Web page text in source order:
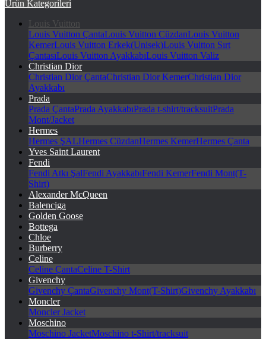
herstorywear.com Replika Çanta, Taklit Çanta, Birebir Çanta,
Ürün Kategorileri
Louis Vuitton
Louis Vuitton ÇantaLouis Vuitton CüzdanLouis Vuitton
KemerLouis Vuitton Erkek(Unisek)Louis Vuitton Sırt
ÇantasıLouis Vuitton AyakkabıLouis Vuitton Valiz
Christian Dior
Christian Dior ÇantaChristian Dior KemerChristian Dior
Ayakkabı
Prada
Prada ÇantaPrada AyakkabıPrada t-shirt/tracksuitPrada
Mont/Jacket
Hermes
Hermes ŞALHermes CüzdanHermes KemerHermes Çanta
Yves Saint Laurent
Fendi
Fendi Atkı ŞalFendi AyakkabıFendi KemerFendi Mont(T-
Shirt)
Alexander McQueen
Balenciga
Golden Goose
Bottega
Chloe
Burberry
Celine
Celine ÇantaCeline T-Shirt
Givenchy
Givenchy ÇantaGivenchy Mont(T-Shirt)Givenchy Ayakkabı
Moncler
Moncler Jacket
Moschino
Moschino JacketMoschino t-Shirt/tracksuit